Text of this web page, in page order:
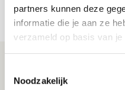
partners kunnen deze
informatie die je aan ze
verzameld op basis van je
Noodzakelijk
05 AUGUSTUS 2026 - 15:35
NIEUWS
Heerenveen